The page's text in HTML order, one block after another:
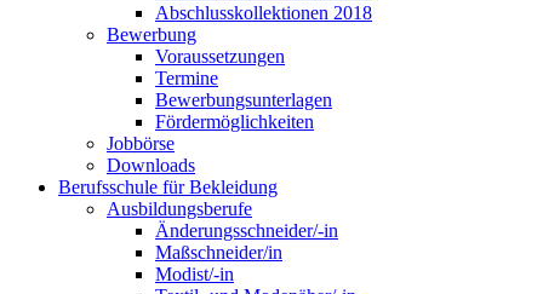
Abschlusskollektionen 2018
Bewerbung
Voraussetzungen
Termine
Bewerbungsunterlagen
Fördermöglichkeiten
Jobbörse
Downloads
Berufsschule für Bekleidung
Ausbildungsberufe
Änderungsschneider/-in
Maßschneider/in
Modist/-in